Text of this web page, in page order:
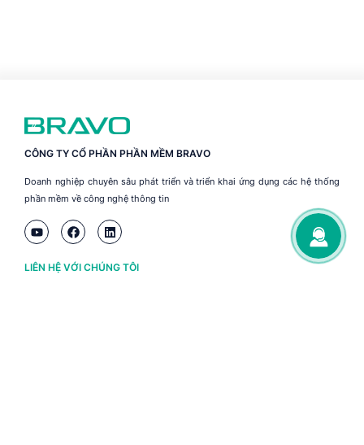
CÔNG TY CỔ PHẦN PHẦN MỀM BRAVO
Doanh nghiệp chuyên sâu phát triển và triển khai ứng dụng các hệ thống
phần mềm về công nghệ thông tin
LIÊN HỆ VỚI CHÚNG TÔI